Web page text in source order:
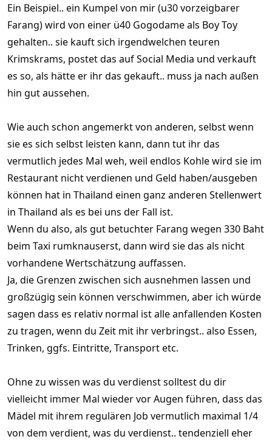
Ein Beispiel.. ein Kumpel von mir (u30 vorzeigbarer
Farang) wird von einer ü40 Gogodame als Boy Toy
gehalten.. sie kauft sich irgendwelchen teuren
Krimskrams, postet das auf Social Media und verkauft
es so, als hätte er ihr das gekauft.. muss ja nach außen
hin gut aussehen.
Wie auch schon angemerkt von anderen, selbst wenn
sie es sich selbst leisten kann, dann tut ihr das
vermutlich jedes Mal weh, weil endlos Kohle wird sie im
Restaurant nicht verdienen und Geld haben/ausgeben
können hat in Thailand einen ganz anderen Stellenwert
in Thailand als es bei uns der Fall ist.
Wenn du also, als gut betuchter Farang wegen 330 Baht
beim Taxi rumknauserst, dann wird sie das als nicht
vorhandene Wertschätzung auffassen.
Ja, die Grenzen zwischen sich ausnehmen lassen und
großzügig sein können verschwimmen, aber ich würde
sagen dass es relativ normal ist alle anfallenden Kosten
zu tragen, wenn du Zeit mit ihr verbringst.. also Essen,
Trinken, ggfs. Eintritte, Transport etc.
Ohne zu wissen was du verdienst solltest du dir
vielleicht immer Mal wieder vor Augen führen, dass das
Mädel mit ihrem regulären Job vermutlich maximal 1/4
von dem verdient, was du verdienst.. tendenziell eher